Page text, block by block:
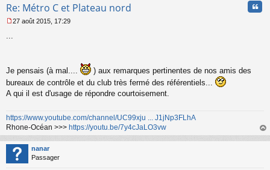
Re: Métro C et Plateau nord
g
e
n
l
u
27 août 2015, 17:29
...
Je pensais (à mal....
) aux remarques pertinentes de nos amis des
bureaux de contrôle et du club très fermé des référentiels...
A qui il est d'usage de répondre courtoisement.
https://www.youtube.com/channel/UC99xju ... J1jNp3FLhA
Rhone-Océan >>> https://youtu.be/7y4cJaLO3vw
au
nanar
Passager